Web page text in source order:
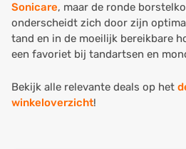
Sonicare, maar de ronde
onderscheidt zich door zijn
tand en in de moeilijk bereikbare
een favoriet bij tandartsen en
Bekijk alle relevante deals op het
winkeloverzicht!